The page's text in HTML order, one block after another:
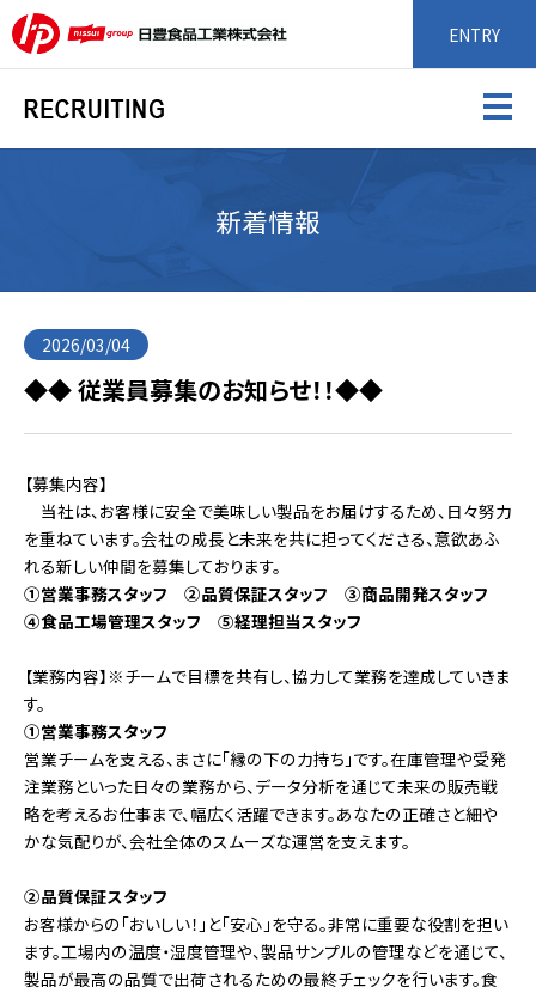
ENTRY
新着情報
2026/03/04
◆◆ 従業員募集のお知らせ！！◆◆
【募集内容】
当社は、お客様に安全で美味しい製品をお届けするため、日々努力
を重ねています。会社の成長と未来を共に担ってくださる、意欲あふ
れる新しい仲間を募集しております。
①営業事務スタッフ ②品質保証スタッフ ③商品開発スタッフ
④食品工場管理スタッフ ⑤経理担当スタッフ
【業務内容】※チームで目標を共有し、協力して業務を達成していきま
す。
①営業事務スタッフ
営業チームを支える、まさに「縁の下の力持ち」です。在庫管理や受発
注業務といった日々の業務から、データ分析を通じて未来の販売戦
略を考えるお仕事まで、幅広く活躍できます。あなたの正確さと細や
かな気配りが、会社全体のスムーズな運営を支えます。
②品質保証スタッフ
お客様からの「おいしい！」と「安心」を守る。非常に重要な役割を担い
ます。工場内の温度・湿度管理や、製品サンプルの管理などを通じて、
製品が最高の品質で出荷されるための最終チェックを行います。食